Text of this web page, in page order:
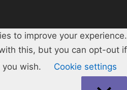
to improve your experience.
this, but you can opt-out if
you wish.
Cookie settings